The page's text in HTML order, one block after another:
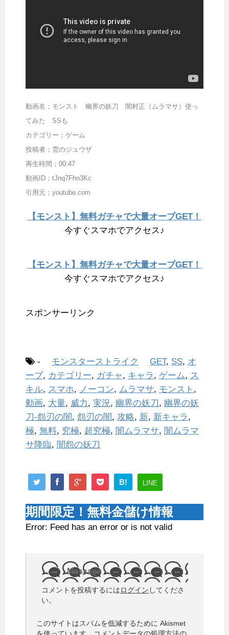
動画名；モンスト 幽界の妖刀 闇村正（ムラマサ）使っ
てみた SSも
カテゴリー；ゲーム
投稿者；雲のジュウザ
再生時間；00:47
動画ID；tJnq7Fhn3Kc
引用元；youtube.com
【モンスト】無料ガチャで大量オーブGET！
今すぐスマホでアクセス♪
【モンスト】無料ガチャで大量オーブGET！
今すぐスマホでアクセス♪
スポンサーリンク
- モンスターストライク GET, SS, オ
ーブ, カテゴリー, ガチャ, キャラ , ゲーム, ス
キル, スマホ, ノーコン, ムラマサ, モンスト ,
動画, 大量, 威力, 実況, 幽界の妖刀, 幽界の妖
刀-怨刃の闇, 怨刃の闇, 攻略, 新, 新キャラ ,
極, 無料, 究極, 超究極, 闇ムラマサ, 闇ムラマ
サ降臨, 闇怨の妖刀
B! LINE
期間限定！無料金儲け情報
Error: Feed has an error or is not valid
Message
コメントを投稿するにはログイン してくださ
い。
このサイトはスパムを低減するために Akismet